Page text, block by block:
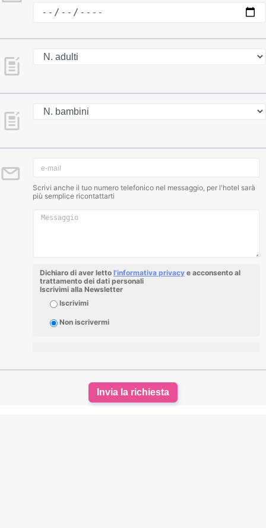
Scrivi anche il tuo numero telefonico nel messaggio, per l'hotel sarà
più semplice ricontattarti
Dichiaro di aver letto l'informativa privacy e acconsento al
trattamento dei dati personali
Iscrivimi alla Newsletter
Iscrivimi
Non iscrivermi
Invia la richiesta